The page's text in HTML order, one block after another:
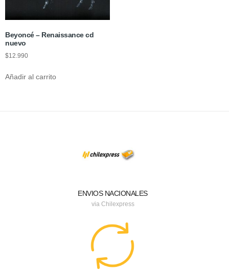
Beyoncé – Renaissance cd
nuevo
$12.990
Añadir al carrito
ENVIOS NACIONALES
via Chilexpress